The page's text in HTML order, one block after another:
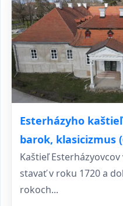
Esterházyho
barok, klasicizmus
Kaštieľ
stavať v roku 1720 a
rokoch...